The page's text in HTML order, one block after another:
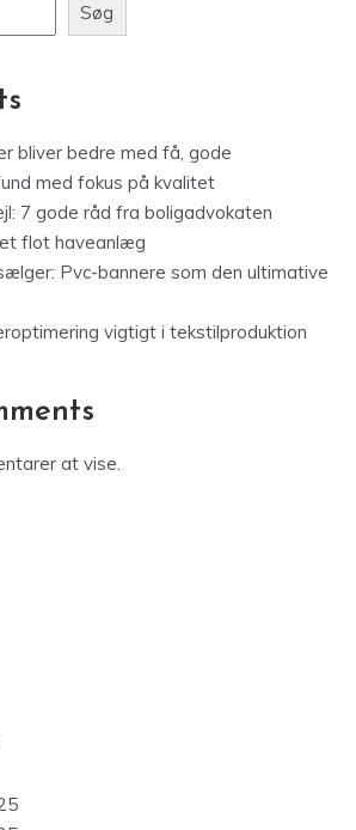
Søg
bliver bedre med få, gode
med fokus på kvalitet
7 gode råd fra boligadvokaten
flot haveanlæg
Pvc-bannere som den ultimative
vigtigt i tekstilproduktion
at vise.